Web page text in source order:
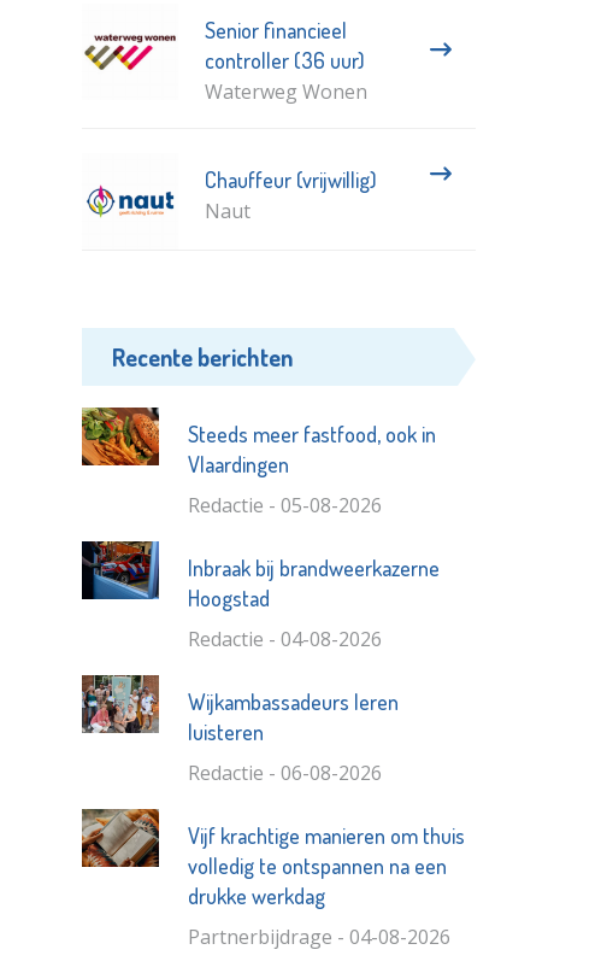
Senior financieel
controller (36 uur)
Waterweg Wonen
Chauffeur (vrijwillig)
Naut
Recente berichten
Steeds meer fastfood, ook in
Vlaardingen
Redactie - 05-08-2026
Inbraak bij brandweerkazerne
Hoogstad
Redactie - 04-08-2026
Wijkambassadeurs leren
luisteren
Redactie - 06-08-2026
Vijf krachtige manieren om thuis
volledig te ontspannen na een
drukke werkdag
Partnerbijdrage - 04-08-2026